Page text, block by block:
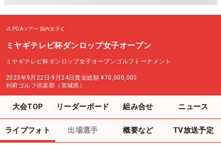
JLPGAツアー 国内女子
ミヤギテレビ杯ダンロップ女子オープン
ミヤギテレビ杯ダンロップ女子オープンゴルフトーナメント
2023年9月22日-9月24日賞金総額 ¥70,000,000
利府ゴルフ倶楽部（宮城県）
大会TOP リーダーボード 組み合せ ニュース
ライブフォト 出場選手 概要など TV放送予定